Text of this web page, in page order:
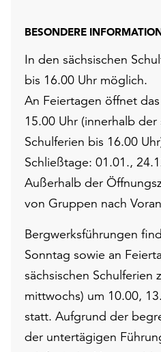
BESONDERE
In den sächsischen
bis 16.00 Uhr möglich.
An Feiertagen öffnet
15.00 Uhr (innerhalb der
Schulferien bis 16.00
Schließtage: 01.01.,
Außerhalb der
von Gruppen nach
Bergwerksführungen
Sonntag sowie an
sächsischen Schulferien
mittwochs) um 10.00,
statt. Aufgrund der
der untertägigen